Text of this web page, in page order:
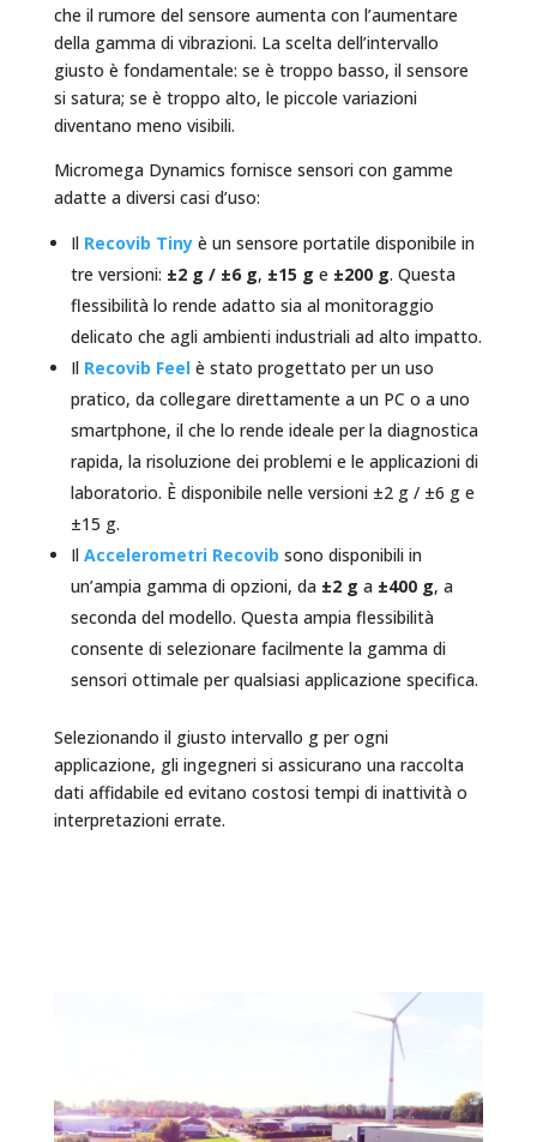
che il rumore del sensore aumenta con l’aumentare
della gamma di vibrazioni. La scelta dell’intervallo
giusto è fondamentale: se è troppo basso, il sensore
si satura; se è troppo alto, le piccole variazioni
diventano meno visibili.
Micromega Dynamics fornisce sensori con gamme
adatte a diversi casi d’uso:
Il Recovib Tinyè un sensore portatile disponibile in
tre versioni: ±2 g / ±6 g, ±15 g e ±200 g. Questa
flessibilità lo rende adatto sia al monitoraggio
delicato che agli ambienti industriali ad alto impatto.
Il Recovib Feelè stato progettato per un uso
pratico, da collegare direttamente a un PC o a uno
smartphone, il che lo rende ideale per la diagnostica
rapida, la risoluzione dei problemi e le applicazioni di
laboratorio. È disponibile nelle versioni ±2 g / ±6 g e
±15 g.
Il Accelerometri Recovib sono disponibili in
un’ampia gamma di opzioni, da ±2 g a ±400 g, a
seconda del modello. Questa ampia flessibilità
consente di selezionare facilmente la gamma di
sensori ottimale per qualsiasi applicazione specifica.
Selezionando il giusto intervallo g per ogni
applicazione, gli ingegneri si assicurano una raccolta
dati affidabile ed evitano costosi tempi di inattività o
interpretazioni errate.